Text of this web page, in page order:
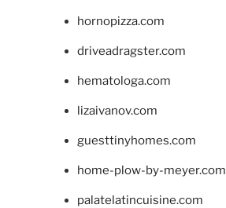
hornopizza.com
driveadragster.com
hematologa.com
lizaivanov.com
guesttinyhomes.com
home-plow-by-meyer.com
palatelatincuisine.com